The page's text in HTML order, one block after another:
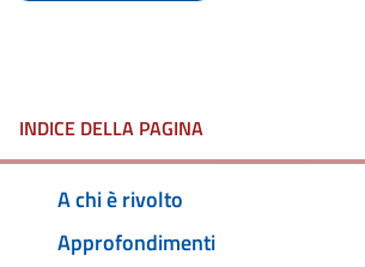
INDICE DELLA PAGINA
A chi è rivolto
Approfondimenti